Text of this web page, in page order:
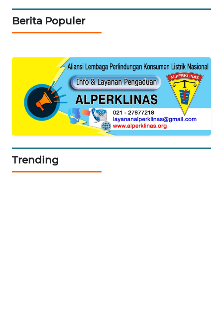
Berita Populer
Trending
FORJASIDA
TAMBANG
SIDIKALANG
NEWS
NEWS